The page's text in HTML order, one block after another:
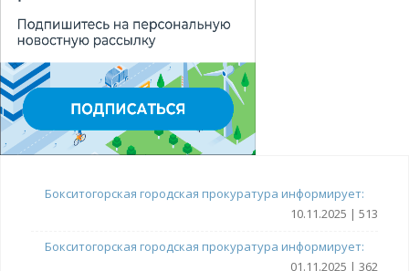
Бокситогорская городская прокуратура информирует:
10.11.2025 | 513
Бокситогорская городская прокуратура информирует:
01.11.2025 | 362